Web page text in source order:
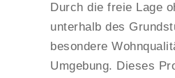
Durch die freie Lage
unterhalb des
besondere
Umgebung. Dieses